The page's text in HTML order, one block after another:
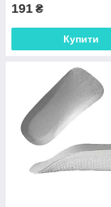
191 ₴
Купити